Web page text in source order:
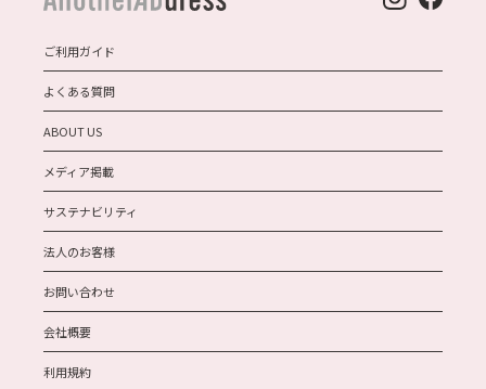
ご利用ガイド
よくある質問
ABOUT US
メディア掲載
サステナビリティ
法人のお客様
お問い合わせ
会社概要
利用規約